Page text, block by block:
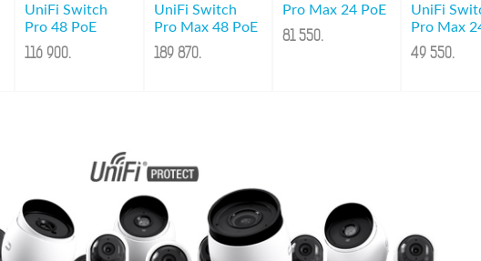
UniFi Switch
Pro 48 PoE
116 900.
UniFi Switch
Pro Max 48 PoE
189 870.
Pro Max 24 PoE
81 550.
UniFi
Pro Max
49 550.